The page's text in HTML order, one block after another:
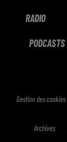
RADIO
PODCASTS
Gestion des cookies
Archives